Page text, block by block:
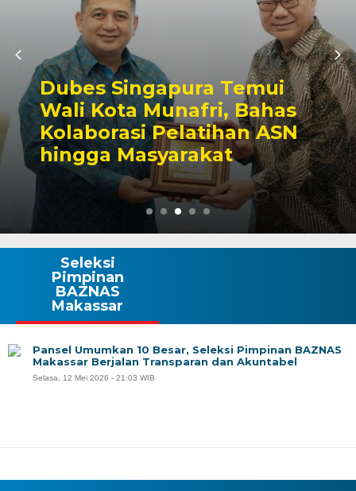
Dubes Singapura Temui
Wali Kota Munafri, Bahas
Kolaborasi Pelatihan ASN
hingga Masyarakat
Seleksi
Pimpinan
BAZNAS
Makassar
Pansel Umumkan 10 Besar, Seleksi Pimpinan BAZNAS
Makassar Berjalan Transparan dan Akuntabel
Selasa, 12 Mei 2026 - 21:03 WIB